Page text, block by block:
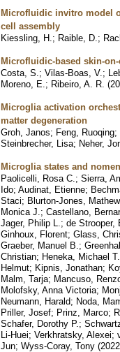
Microfluidic invitro model
cell assembly
Kiessling, H. ; Raible, D. ;
Microfluidic-based skin-
Costa, S. ; Vilas-Boas, V. ;
Moreno, E. ; Ribeiro, A. R. (
Microglia activation
matter degeneration
Groh, Janos; Feng, Ruoqing;
Steinbrecher, Lisa; Neher,
Microglia states and
Paolicelli, Rosa C. ; Sierra,
Ido; Audinat, Etienne;
Staci; Blurton-Jones, Mathew
Monica J. ; Castellano,
Jager, Philip L. ; de Strooper,
Ginhoux, Florent; Glass,
Graeber, Manuel B. ;
Christian; Heneka, Michael T.
Helmut; Kipnis, Jonathan;
Malm, Tarja; Mancuso,
Molofsky, Anna Victoria;
Neumann, Harald; Noda,
Priller, Josef; Prinz, Marco;
Schafer, Dorothy P. ;
Li-Huei; Verkhratsky, Alexei;
Jun; Wyss-Coray, Tony (2022